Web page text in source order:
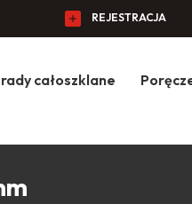
REJESTRACJA
całoszklane